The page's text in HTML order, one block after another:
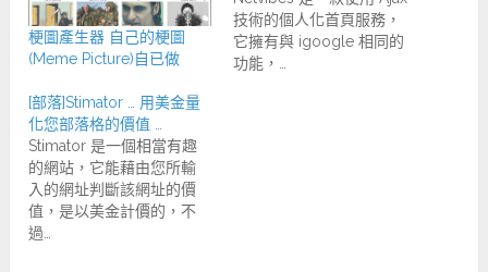
梗圖產生器 自己的梗圖
(Meme Picture)自已做
技術的個人化首頁服務，
它擁有與 igoogle 相同的
功能，…
[部落]Stimator … 用美金量
化您部落格的價值 …
Stimator 是一個相當有趣
的網站，它能藉由您所輸
入的網址判斷該網址的價
值，是以美金計價的，不
過…